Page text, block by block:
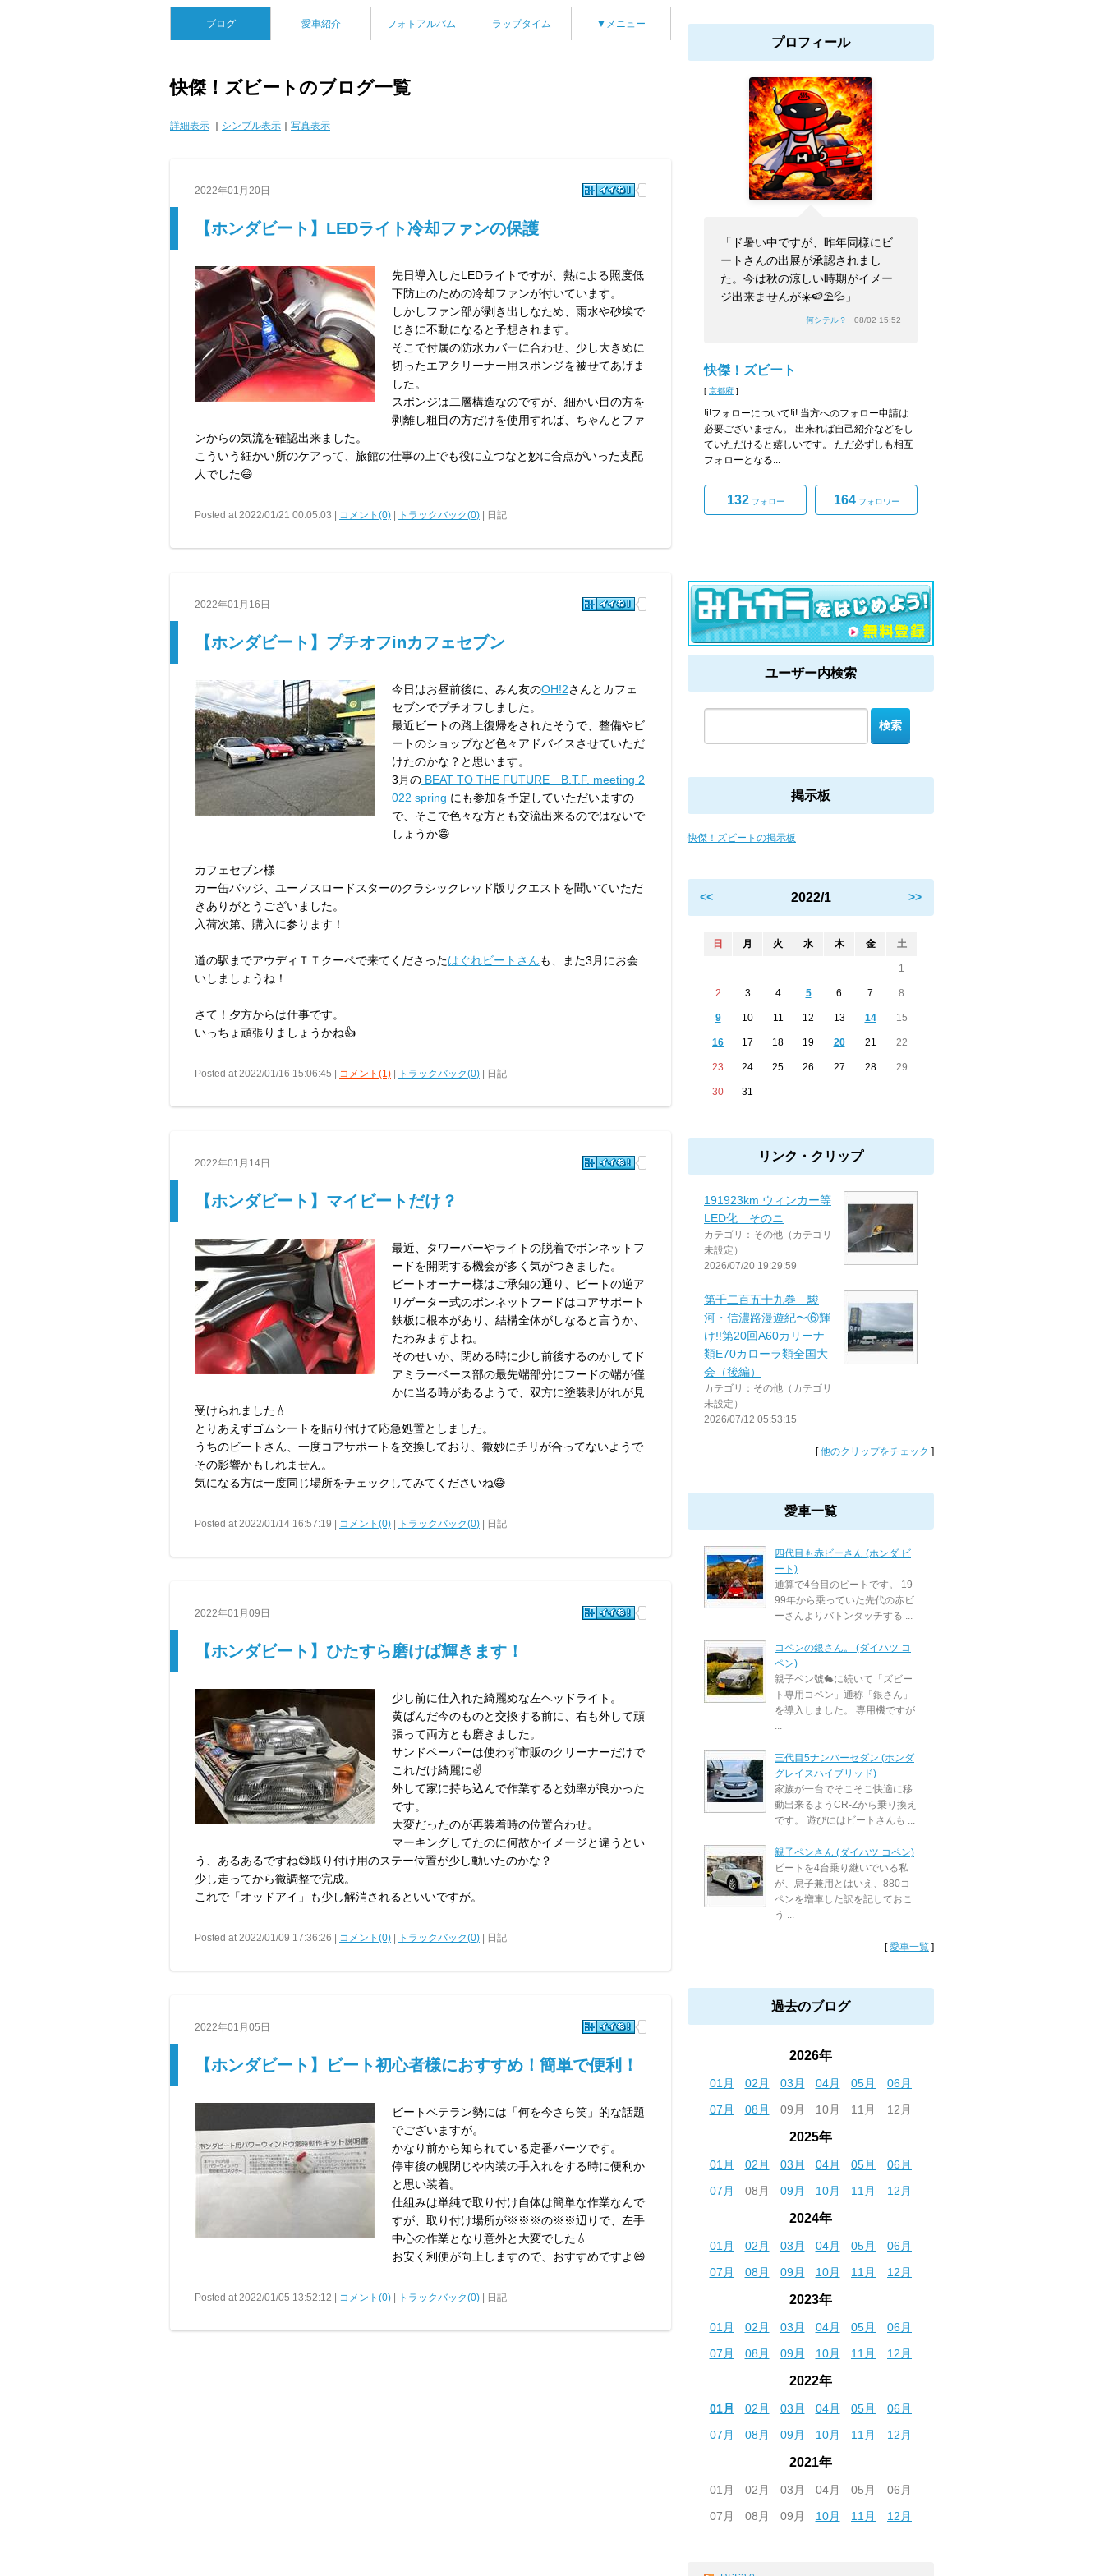
ブログ 愛車紹介 フォトアルバム ラップタイム ▼メニュー
快傑！ズビートのブログ一覧
詳細表示 シンプル表示 写真表示
2022年01月20日
【ホンダビート】LEDライト冷却ファンの保護
先日導入したLEDライトですが、熱による照度低
下防止のための冷却ファンが付いています。
しかしファン部が剥き出しなため、雨水や砂埃で
じきに不動になると予想されます。
そこで付属の防水カバーに合わせ、少し大きめに
切ったエアクリーナー用スポンジを被せてあげま
した。
スポンジは二層構造なのですが、細かい目の方を
剥離し粗目の方だけを使用すれば、ちゃんとファ
ンからの気流を確認出来ました。
こういう細かい所のケアって、旅館の仕事の上でも役に立つなと妙に合点がいった支配
人でした😄
Posted at 2022/01/21 00:05:03 | コメント(0) トラックバック(0) | 日記
2022年01月16日
【ホンダビート】プチオフinカフェセブン
今日はお昼前後に、みん友のOH!2さんとカフェ
セブンでプチオフしました。
最近ビートの路上復帰をされたそうで、整備やビ
ートのショップなど色々アドバイスさせていただ
けたのかな？と思います。
3月の BEAT TO THE FUTURE B.T.F. meeting 2
022 spring にも参加を予定していただいますの
で、そこで色々な方とも交流出来るのではないで
しょうか😄
カフェセブン様
カー缶バッジ、ユーノスロードスターのクラシックレッド版リクエストを聞いていただ
きありがとうございました。
入荷次第、購入に参ります！
道の駅までアウディＴＴクーペで来てくださったはぐれビートさんも、また3月にお会
いしましょうね！
さて！夕方からは仕事です。
いっちょ頑張りましょうかね👍
Posted at 2022/01/16 15:06:45 | コメント(1) トラックバック(0) | 日記
2022年01月14日
【ホンダビート】マイビートだけ？
最近、タワーバーやライトの脱着でボンネットフ
ードを開閉する機会が多く気がつきました。
ビートオーナー様はご承知の通り、ビートの逆ア
リゲーター式のボンネットフードはコアサポート
鉄板に根本があり、結構全体がしなると言うか、
たわみますよね。
そのせいか、閉める時に少し前後するのかしてド
アミラーベース部の最先端部分にフードの端が僅
かに当る時があるようで、双方に塗装剥がれが見
受けられました💧
とりあえずゴムシートを貼り付けて応急処置としました。
うちのビートさん、一度コアサポートを交換しており、微妙にチリが合ってないようで
その影響かもしれません。
気になる方は一度同じ場所をチェックしてみてくださいね😅
Posted at 2022/01/14 16:57:19 | コメント(0) トラックバック(0) | 日記
2022年01月09日
【ホンダビート】ひたすら磨けば輝きます！
少し前に仕入れた綺麗めな左ヘッドライト。
黄ばんだ今のものと交換する前に、右も外して頑
張って両方とも磨きました。
サンドペーパーは使わず市販のクリーナーだけで
これだけ綺麗に✌️
外して家に持ち込んで作業すると効率が良かった
です。
大変だったのが再装着時の位置合わせ。
マーキングしてたのに何故かイメージと違うとい
う、あるあるですね😅取り付け用のステー位置が少し動いたのかな？
少し走ってから微調整で完成。
これで「オッドアイ」も少し解消されるといいですが。
Posted at 2022/01/09 17:36:26 | コメント(0) トラックバック(0) | 日記
2022年01月05日
【ホンダビート】ビート初心者様におすすめ！簡単で便利！
ビートベテラン勢には「何を今さら笑」的な話題
でございますが。
かなり前から知られている定番パーツです。
停車後の幌閉じや内装の手入れをする時に便利か
と思い装着。
仕組みは単純で取り付け自体は簡単な作業なんで
すが、取り付け場所が※※※の※※辺りで、左手
中心の作業となり意外と大変でした💧
お安く利便が向上しますので、おすすめですよ😄
Posted at 2022/01/05 13:52:12 | コメント(0) トラックバック(0) | 日記
プロフィール
「ド暑い中ですが、昨年同様にビ
ートさんの出展が承認されまし
た。今は秋の涼しい時期がイメー
ジ出来ませんが☀️🍉⛱️💦」
何シテル？ 08/02 15:52
快傑！ズビート
[ 京都府 ]
!i!フォローについて!i! 当方へのフォロー申請は
必要ございません。 出来れば自己紹介などをし
ていただけると嬉しいです。 ただ必ずしも相互
フォローとなる...
132フォロー 164フォロワー
ユーザー内検索
掲示板
快傑！ズビートの掲示板
<< 2022/1 >>
日 月 火 水 木 金 土
1
2 3 4 5 6 7 8
9 10 11 12 13 14 15
16 17 18 19 20 21 22
23 24 25 26 27 28 29
30 31
リンク・クリップ
191923km ウィンカー等
LED化 そのニ
カテゴリ：その他（カテゴリ
未設定）
2026/07/20 19:29:59
第千二百五十九巻 駿
河・信濃路漫遊紀〜⑥輝
け!!第20回A60カリーナ
類E70カローラ類全国大
会（後編）
カテゴリ：その他（カテゴリ
未設定）
2026/07/12 05:53:15
[他のクリップをチェック ]
愛車一覧
四代目も赤ビーさん (ホンダ ビ
ート)
通算で4台目のビートです。 19
99年から乗っていた先代の赤ビ
ーさんよりバトンタッチする ...
コペンの銀さん。 (ダイハツ コ
ペン)
親子ペン號🐇に続いて「ズビー
ト専用コペン」通称「銀さん」
を導入しました。 専用機ですが
...
三代目5ナンバーセダン (ホンダ
グレイスハイブリッド)
家族が一台でそこそこ快適に移
動出来るようCR-Zから乗り換え
です。 遊びにはビートさんも ...
親子ペンさん (ダイハツ コペン)
ビートを4台乗り継いでいる私
が、息子兼用とはいえ、880コ
ペンを増車した訳を記しておこ
う ...
[愛車一覧 ]
過去のブログ
2026年
01月 02月 03月 04月 05月
06月
07月
08月 09月 10月 11月 12月
2025年
01月 02月 03月 04月 05月
06月
07月
08月 09月 10月 11月 12月
2024年
01月 02月 03月 04月 05月
06月
07月
08月 09月 10月 11月 12月
2023年
01月 02月 03月 04月 05月
06月
07月
08月 09月 10月 11月 12月
2022年
01月 02月 03月 04月 05月
06月
07月
08月 09月 10月 11月 12月
2021年
01月 02月 03月 04月 05月
06月
07月
08月 09月 10月 11月 12月